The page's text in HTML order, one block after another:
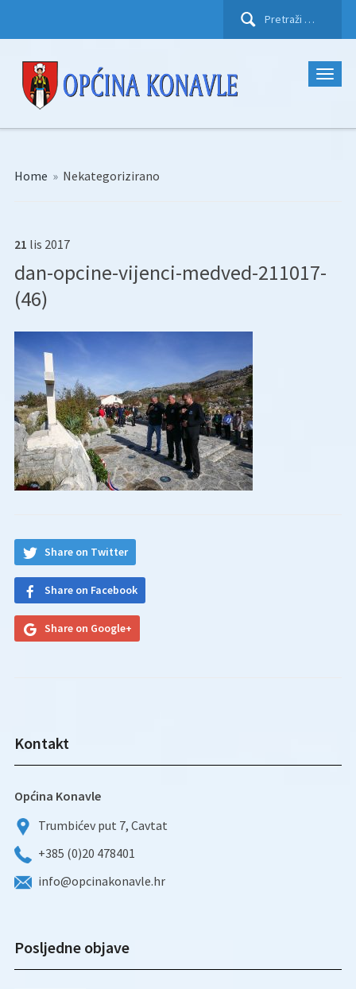
Pretraži:
Home » Nekategorizirano
21 lis 2017
dan-opcine-vijenci-medved-211017-
(46)
Share on Twitter
Share on Facebook
Share on Google+
Kontakt
Općina Konavle
Trumbićev put 7, Cavtat
+385 (0)20 478401
info@opcinakonavle.hr
Posljedne objave